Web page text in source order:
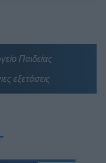
Παιδείας
εξετάσεις